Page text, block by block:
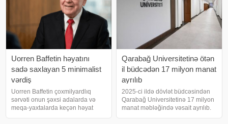
Uorren Baffetin həyatını
sadə saxlayan 5 minimalist
vərdiş
Uorren Baffetin çoxmilyardlıq
sərvəti onun şəxsi adalarda və
meqa-yaxtalarda keçən həyat
Qarabağ Universitetinə ötən
il büdcədən 17 milyon manat
ayrılıb
2025-ci ildə dövlət büdcəsindən
Qarabağ Universitetinə 17 milyon
manat məbləğində vəsait ayrılıb.